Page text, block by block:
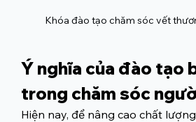
Khóa đào tạo chăm sóc vết
Ý nghĩa của đào tạo
trong chăm sóc
Hiện nay, để nâng cao chất